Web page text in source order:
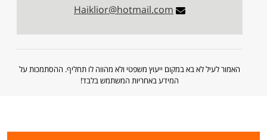
Haiklior@hotmail.com
האמור לעיל לא בא במקום ייעוץ משפטי ולא מהווה לו תחליף. ההסתמכות על
המידע באחריות המשתמש בלבד!